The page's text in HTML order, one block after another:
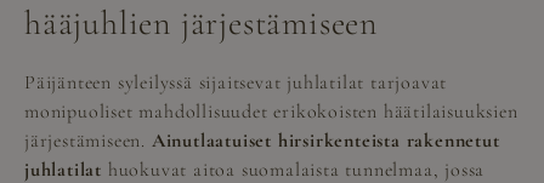
hääjuhlien järjestämiseen
Päijänteen syleilyssä sijaitsevat juhlatilat tarjoavat
monipuoliset mahdollisuudet erikokoisten häätilaisuuksien
järjestämiseen. Ainutlaatuiset hirsirkenteista rakennetut
juhlatilat huokuvat aitoa suomalaista tunnelmaa, jossa